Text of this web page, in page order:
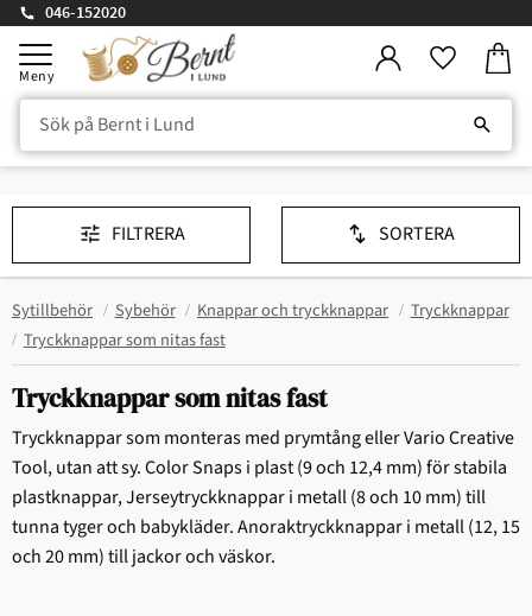
Meny
046-152020
Sytillbehör Sybehör Knappar och tryckknappar
Tryckknappar
Tryckknappar som nitas fast
Tryckknappar som nitas fast
Tryckknappar som monteras med prymtång eller Vario Creative
Tool, utan att sy. Color Snaps i plast (9 och 12,4 mm) för stabila
plastknappar, Jerseytryckknappar i metall (8 och 10 mm) till
tunna tyger och babykläder. Anoraktryckknappar i metall (12, 15
och 20 mm) till jackor och väskor.
FILTRERA SORTERA